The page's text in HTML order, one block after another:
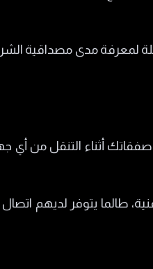
لمعرفة مدى مصداقية
أثناء التنقل من أي
طالما يتوفر لديهم